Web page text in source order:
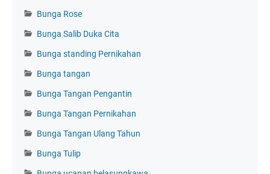
Bunga Rose
Bunga Salib Duka Cita
Bunga standing Pernikahan
Bunga tangan
Bunga Tangan Pengantin
Bunga Tangan Pernikahan
Bunga Tangan Ulang Tahun
Bunga Tulip